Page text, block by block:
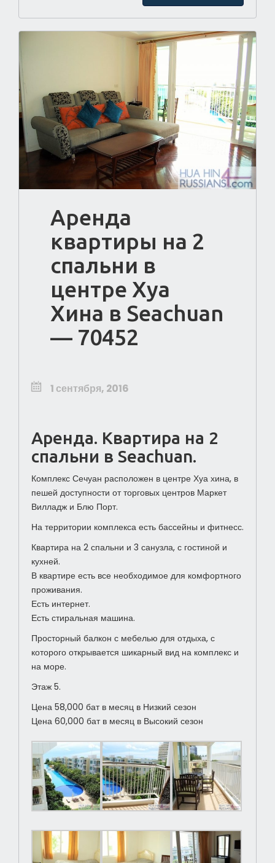
Аренда
квартиры на 2
спальни в
центре Хуа
Хина в Seachuan
— 70452
1 сентября, 2016
Аренда. Квартира на 2
спальни в Seachuan.
Комплекс Сечуан расположен в центре Хуа хина, в
пешей доступности от торговых центров Маркет
Вилладж и Блю Порт.
На территории комплекса есть бассейны и фитнесс.
Квартира на 2 спальни и 3 санузла, с гостиной и
кухней.
В квартире есть все необходимое для комфортного
проживания.
Есть интернет.
Есть стиральная машина.
Просторный балкон с мебелью для отдыха, с
которого открывается шикарный вид на комплекс и
на море.
Этаж 5.
Цена 58,000 бат в месяц в Низкий сезон
Цена 60,000 бат в месяц в Высокий сезон